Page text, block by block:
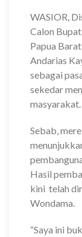
WASIOR,
Calon
Papua
Andarias
sebagai
sekedar
masyarakat.
Sebab,
Hasil
kini telah
Wondama.
“Saya ini